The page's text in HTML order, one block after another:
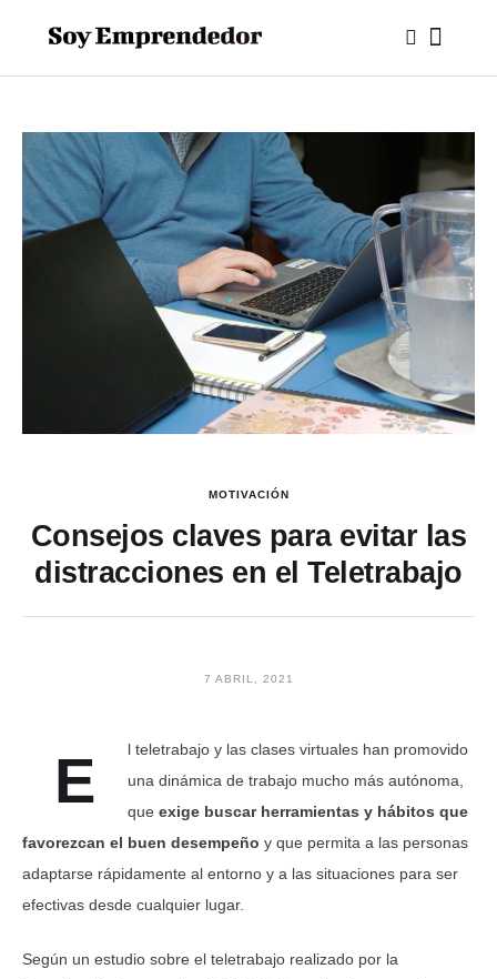
MOTIVACIÓN
Consejos claves para evitar las
distracciones en el Teletrabajo
7 ABRIL, 2021
E
l teletrabajo y las clases virtuales han promovido
una dinámica de trabajo mucho más autónoma,
queexige buscar herramientas y hábitos que
favorezcan el buen desempeño y que permita a las personas
adaptarse rápidamente al entorno y a las situaciones para ser
efectivas desde cualquier lugar.
Según un estudio sobre el teletrabajo realizado por la